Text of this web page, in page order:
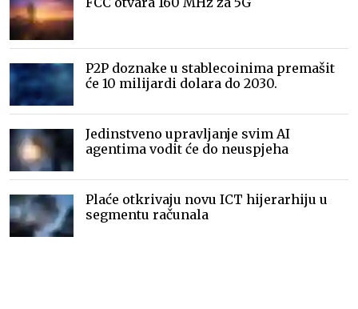
P2P doznake u stablecoinima premašit
će 10 milijardi dolara do 2030.
Jedinstveno upravljanje svim AI
agentima vodit će do neuspjeha
Plaće otkrivaju novu ICT hijerarhiju u
segmentu računala